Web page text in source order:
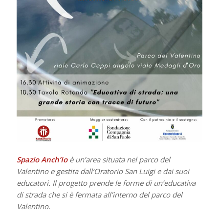
Spazio Anch’Ioè un’area situata nel parco del
Valentino e gestita dall’Oratorio San Luigi e dai suoi
educatori. Il progetto prende le forme di un’educativa
di strada che si è fermata all’interno del parco del
Valentino.